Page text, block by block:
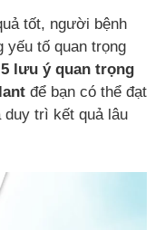
tốt, người bệnh
yếu tố quan trọng
5 lưu ý quan trọng
để bạn có thể đạt
duy trì kết quả lâu